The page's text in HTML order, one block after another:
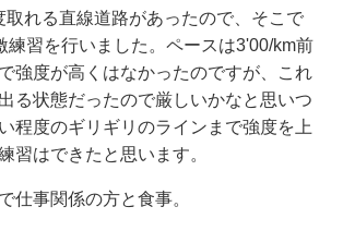
取れる直線道路があったので、そこで
練習を行いました。ペースは3'00/km前
強度が高くはなかったのですが、これ
る状態だったので厳しいかなと思いつ
程度のギリギリのラインまで強度を上
習はできたと思います。
仕事関係の方と食事。